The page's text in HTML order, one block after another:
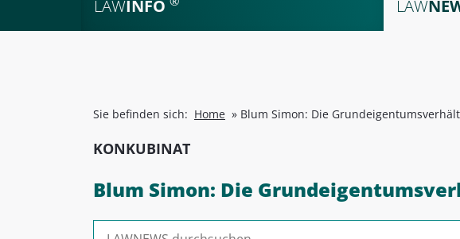
LAWINFO LAW
Sie befinden sich: Home » Blum Simon: Die
KONKUBINAT
Blum Simon: Die